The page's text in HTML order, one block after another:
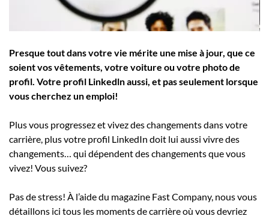
Employeurs
Publiez une offre d'emploi
Presque tout dans votre vie mérite une mise à jour, que ce
soient vos vêtements, votre voiture ou votre photo de
profil. Votre profil Linkedln aussi, et pas seulement lorsque
vous cherchez un emploi!
Plus vous progressez et vivez des changements dans votre
carrière, plus votre profil LinkedIn doit lui aussi vivre des
changements… qui dépendent des changements que vous
vivez! Vous suivez?
Pas de stress! À l’aide du magazine Fast Company, nous vous
détaillons ici tous les moments de carrière où vous devriez